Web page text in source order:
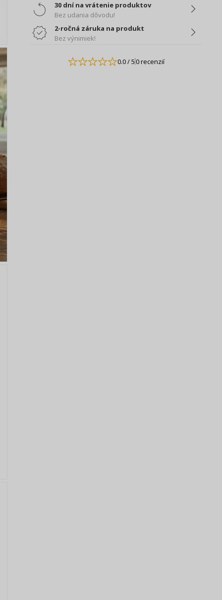
30 dní na vrátenie produktov
Bez udania dôvodu!
2-ročná záruka na produkt
Bez výnimiek!
0.0/ 50 recenzií